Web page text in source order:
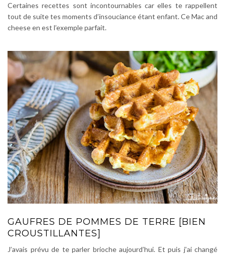
Certaines recettes sont incontournables car elles te rappellent
tout de suite tes moments d’insouciance étant enfant. Ce Mac and
cheese en est l’exemple parfait.
GAUFRES DE POMMES DE TERRE [BIEN
CROUSTILLANTES]
J’avais prévu de te parler brioche aujourd’hui. Et puis j’ai changé